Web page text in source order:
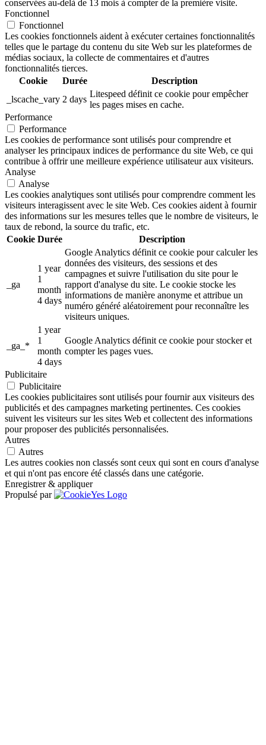
conservées au-delà de 13 mois à compter de la première visite.
Fonctionnel
Fonctionnel
Les cookies fonctionnels aident à exécuter certaines fonctionnalités
telles que le partage du contenu du site Web sur les plateformes de
médias sociaux, la collecte de commentaires et d'autres
fonctionnalités tierces.
Cookie
Durée
Description
_lscache_vary 2 days
Litespeed définit ce cookie pour empêcher
les pages mises en cache.
Performance
Performance
Les cookies de performance sont utilisés pour comprendre et
analyser les principaux indices de performance du site Web, ce qui
contribue à offrir une meilleure expérience utilisateur aux visiteurs.
Analyse
Analyse
Les cookies analytiques sont utilisés pour comprendre comment les
visiteurs interagissent avec le site Web. Ces cookies aident à fournir
des informations sur les mesures telles que le nombre de visiteurs, le
taux de rebond, la source du trafic, etc.
Cookie Durée Description
_ga
1 year
1
month
4 days
Google Analytics définit ce cookie pour calculer les
données des visiteurs, des sessions et des
campagnes et suivre l'utilisation du site pour le
rapport d'analyse du site. Le cookie stocke les
informations de manière anonyme et attribue un
numéro généré aléatoirement pour reconnaître les
visiteurs uniques.
_ga_*
1 year
1
month
4 days
Google Analytics définit ce cookie pour stocker et
compter les pages vues.
Publicitaire
Publicitaire
Les cookies publicitaires sont utilisés pour fournir aux visiteurs des
publicités et des campagnes marketing pertinentes. Ces cookies
suivent les visiteurs sur les sites Web et collectent des informations
pour proposer des publicités personnalisées.
Autres
Autres
Les autres cookies non classés sont ceux qui sont en cours d'analyse
et qui n'ont pas encore été classés dans une catégorie.
Enregistrer & appliquer
Propulsé par